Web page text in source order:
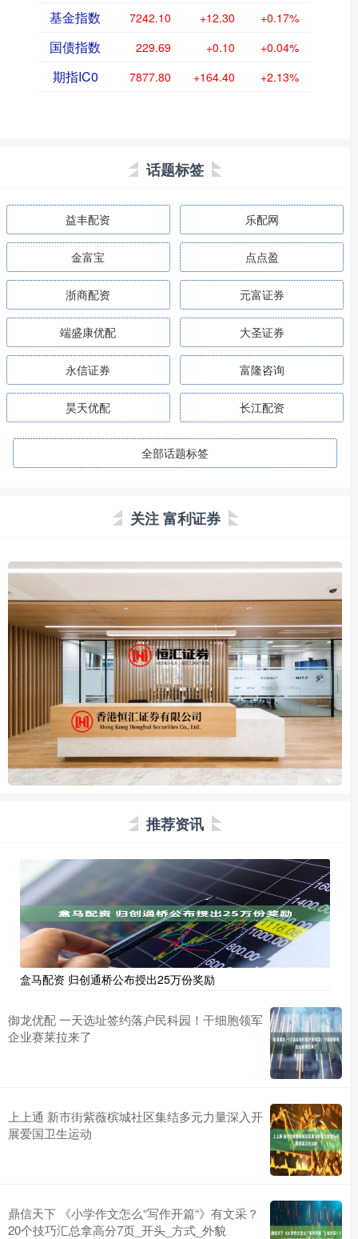
基金指数 7242.10 +12.30 +0.17%
国债指数 229.69 +0.10 +0.04%
期指IC0 7877.80 +164.40 +2.13%
话题标签
益丰配资 乐配网
金富宝 点点盈
浙商配资 元富证券
端盛康优配 大圣证券
永信证券 富隆咨询
昊天优配 长江配资
全部话题标签
关注 富利证券
推荐资讯
盒马配资 归创通桥公布授出25万份奖励
御龙优配 一天选址签约落户民科园！干细胞领军
企业赛莱拉来了
上上通 新市街紫薇槟城社区集结多元力量深入开
展爱国卫生运动
鼎信天下 《小学作文怎么“写作开篇“》有文采？
20个技巧汇总拿高分7页_开头_方式_外貌